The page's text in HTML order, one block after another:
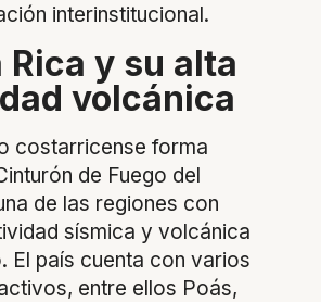
interinstitucional.
Rica y su alta
volcánica
costarricense forma
de Fuego del
de las regiones con
sísmica y volcánica
El país cuenta con varios
entre ellos Poás,